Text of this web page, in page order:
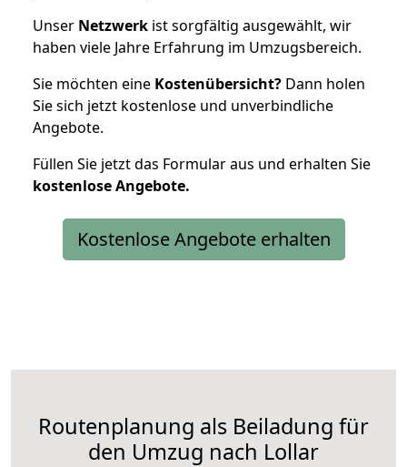
Unser Netzwerk ist sorgfältig ausgewählt, wir
haben viele Jahre Erfahrung im Umzugsbereich.
Sie möchten eine Kostenübersicht? Dann holen
Sie sich jetzt kostenlose und unverbindliche
Angebote.
Füllen Sie jetzt das Formular aus und erhalten Sie
kostenloseAngebote.
Kostenlose Angebote erhalten
Routenplanung als Beiladung für
den Umzug nach Lollar